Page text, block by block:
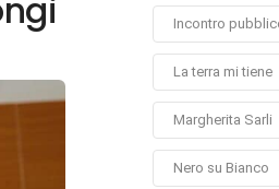
Incontro
La terra mi tiene
Margherita Sarli
Nero su Bianco